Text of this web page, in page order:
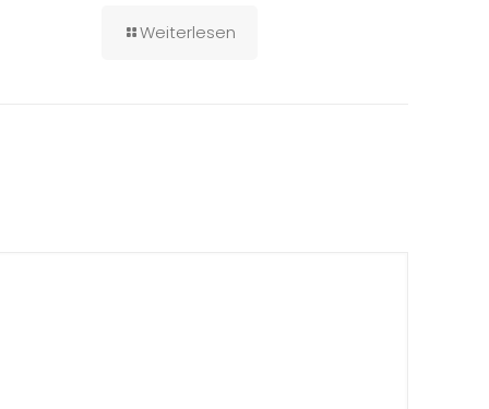
Weiterlesen